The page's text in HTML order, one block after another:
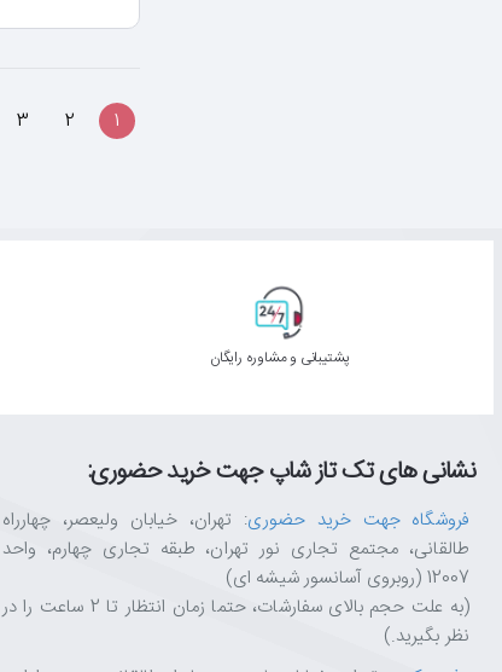
1
2
3
پشتیبانی و مشاوره رایگان
نشانی های تک تاز شاپ جهت خرید حضوری:
فروشگاه جهت خرید حضوری: تهران، خیابان ولیعصر، چهارراه
طالقانی، مجتمع تجاری نور تهران، طبقه تجاری چهارم، واحد
12007 (روبروی آسانسور شیشه ای)
(به علت حجم بالای سفارشات، حتما زمان انتظار تا 2 ساعت را در
نظر بگیرید.)